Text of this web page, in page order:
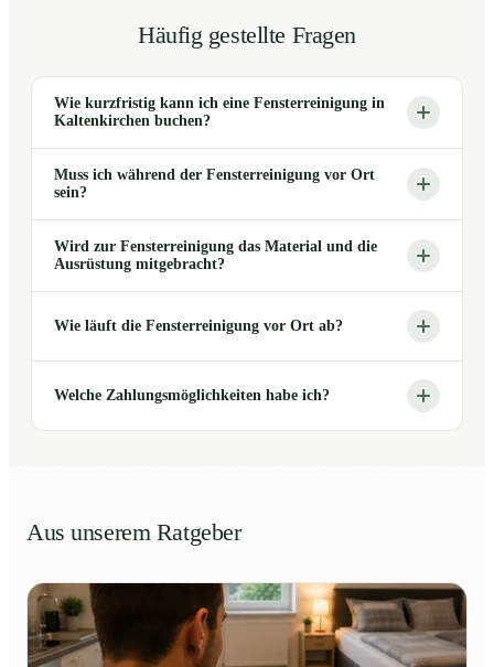
Häufig gestellte Fragen
Wie kurzfristig kann ich eine Fensterreinigung in
Kaltenkirchen buchen?
Muss ich während der Fensterreinigung vor Ort
sein?
Wird zur Fensterreinigung das Material und die
Ausrüstung mitgebracht?
Wie läuft die Fensterreinigung vor Ort ab?
Welche Zahlungsmöglichkeiten habe ich?
Aus unserem Ratgeber